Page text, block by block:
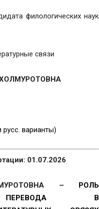
филологических наук
связи
варианты)
01.07.2026
– РОЛЬ
ПЕРЕВОДА В